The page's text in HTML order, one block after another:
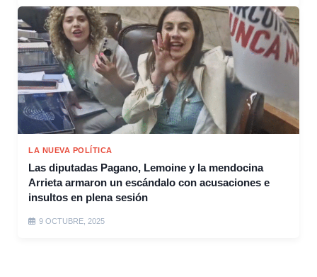
LA NUEVA POLÍTICA
Las diputadas Pagano, Lemoine y la mendocina
Arrieta armaron un escándalo con acusaciones e
insultos en plena sesión
9 OCTUBRE, 2025